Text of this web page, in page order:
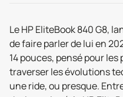
Le HP EliteBook 840 G8,
de faire parler de lui en
14 pouces, pensé pour
traverser les évolutions
une ride, ou presque.